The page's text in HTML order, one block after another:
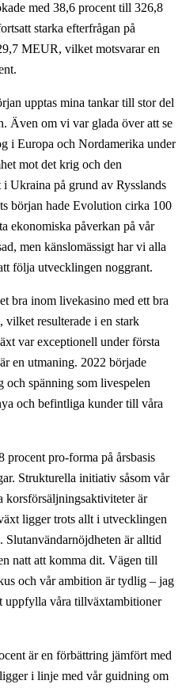
med 38,6 procent till 326,8
starka efterfrågan på
MEUR, vilket motsvarar en
upptas mina tankar till stor del
Även om vi var glada över att se
i Europa och Nordamerika under
mot det krig och den
Ukraina på grund av Rysslands
början hade Evolution cirka 100
ekonomiska påverkan på vår
men känslomässigt har vi alla
följa utvecklingen noggrant.
bra inom livekasino med ett bra
vilket resulterade i en stark
var exceptionell under första
en utmaning. 2022 började
spänning som livespelen
och befintliga kunder till våra
pro-forma på årsbasis
Strukturella initiativ såsom vår
korsförsäljningsaktiviteter är
ligger trots allt i utvecklingen
Slutanvändarnöjdheten är alltid
natt att komma dit. Vägen till
och vår ambition är tydlig – jag
uppfylla våra tillväxtambitioner
är en förbättring jämfört med
i linje med vår guidning om